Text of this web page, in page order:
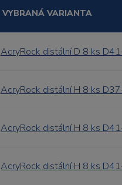
VYBRANÁ VARIANTA
AcryRock distální D 8 ks
AcryRock distální H 8 ks
AcryRock distální H 8 ks
AcryRock distální H 8 ks